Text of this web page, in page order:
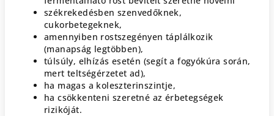
székrekedésben szenvedőknek,
cukorbetegeknek,
amennyiben rostszegényen táplálkozik
(manapság legtöbben),
túlsúly, elhízás esetén (segít a fogyókúra során,
mert teltségérzetet ad),
ha magas a koleszterinszintje,
ha csökkenteni szeretné az érbetegségek
rizikóját.